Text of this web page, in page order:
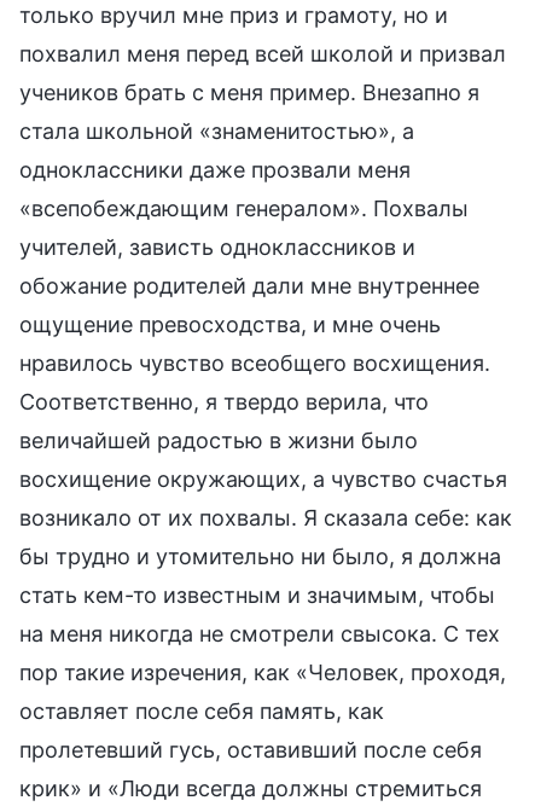
только вручил мне приз и грамоту, но и
похвалил меня перед всей школой и призвал
учеников брать с меня пример. Внезапно я
стала школьной «знаменитостью», а
одноклассники даже прозвали меня
«всепобеждающим генералом». Похвалы
учителей, зависть одноклассников и
обожание родителей дали мне внутреннее
ощущение превосходства, и мне очень
нравилось чувство всеобщего восхищения.
Соответственно, я твердо верила, что
величайшей радостью в жизни было
восхищение окружающих, а чувство счастья
возникало от их похвалы. Я сказала себе: как
бы трудно и утомительно ни было, я должна
стать кем-то известным и значимым, чтобы
на меня никогда не смотрели свысока. С тех
пор такие изречения, как «Человек, проходя,
оставляет после себя память, как
пролетевший гусь, оставивший после себя
крик» и «Люди всегда должны стремиться